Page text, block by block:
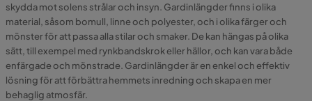
skydda mot solens strålar och insyn. Gardinlängder finns i olika
material, såsom bomull, linne och polyester, och i olika färger och
mönster för att passa alla stilar och smaker. De kan hängas på olika
sätt, till exempel med rynkbandskrok eller hällor, och kan vara både
enfärgade och mönstrade. Gardinlängder är en enkel och effektiv
lösning för att förbättra hemmets inredning och skapa en mer
behaglig atmosfär.